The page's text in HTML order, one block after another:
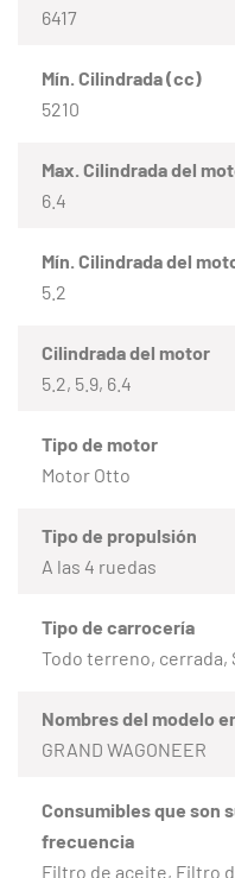
6417
Mín. Cilindrada (cc)
5210
Max. Cilindrada del
6.4
Mín. Cilindrada del
5.2
Cilindrada del motor
5.2, 5.9, 6.4
Tipo de motor
Motor Otto
Tipo de propulsión
A las 4 ruedas
Tipo de carrocería
Todo terreno, cerrada,
Nombres del modelo
GRAND WAGONEER
Consumibles que son
frecuencia
Filtro de aceite, Filtro